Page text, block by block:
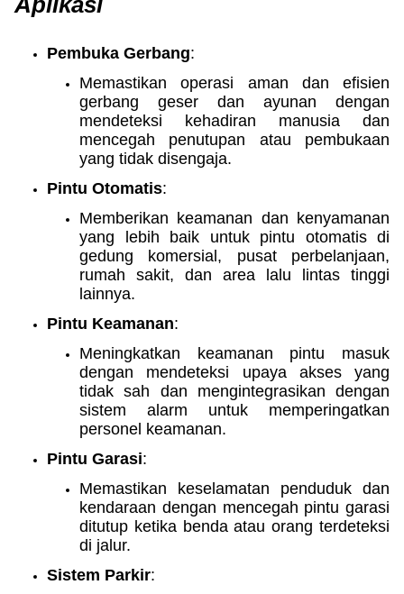
Pembuka Gerbang:
Memastikan operasi aman dan efisien
gerbang geser dan ayunan dengan
mendeteksi kehadiran manusia dan
mencegah penutupan atau pembukaan
yang tidak disengaja.
Pintu Otomatis:
Memberikan keamanan dan kenyamanan
yang lebih baik untuk pintu otomatis di
gedung komersial, pusat perbelanjaan,
rumah sakit, dan area lalu lintas tinggi
lainnya.
Pintu Keamanan:
Meningkatkan keamanan pintu masuk
dengan mendeteksi upaya akses yang
tidak sah dan mengintegrasikan dengan
sistem alarm untuk memperingatkan
personel keamanan.
Pintu Garasi:
Memastikan keselamatan penduduk dan
kendaraan dengan mencegah pintu garasi
ditutup ketika benda atau orang terdeteksi
di jalur.
Sistem Parkir: